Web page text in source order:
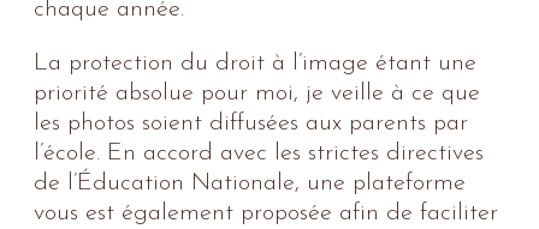
chaque année.
La protection du droit à l’image étant une
priorité absolue pour moi, je veille à ce que
les photos soient diffusées aux parents par
l’école. En accord avec les strictes directives
de l’Éducation Nationale, une plateforme
vous est également proposée afin de faciliter